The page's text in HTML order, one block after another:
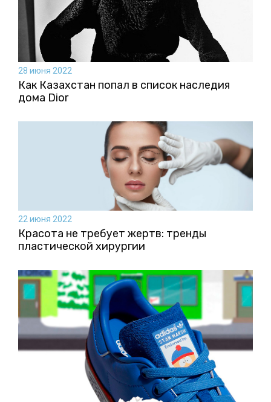
28 июня 2022
Как Казахстан попал в список наследия
дома Dior
22 июня 2022
Красота не требует жертв: тренды
пластической хирургии